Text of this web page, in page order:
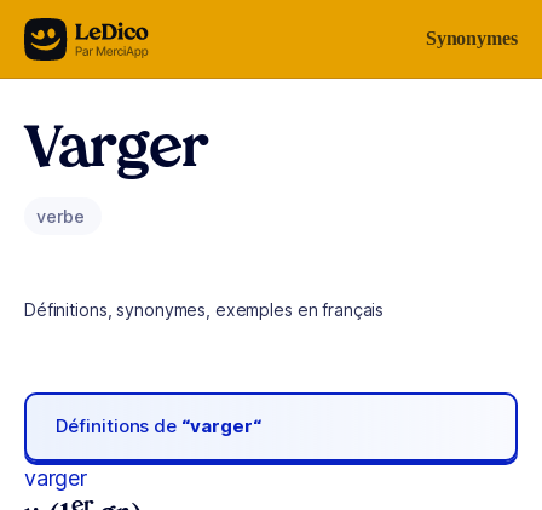
Aller au contenu Synonymes
Varger
verbe
Définitions, synonymes, exemples en français
Définitions de “varger“
varger